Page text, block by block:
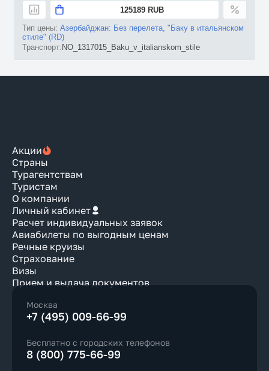
125189 RUB
Азербайджан: Без перелета, "Баку в итальянском
стиле" (RD)
NO_1317015_Baku_v_italianskom_stile
Акции
Страны
Турагентствам
Туристам
О компании
Личный кабинет
Расчет индивидуальных заявок
Авиабилеты по выгодным ценам
Речные круизы
Страхование
Визы
Прием и выдача документов
Москва
+7 (495) 009-66-99
Бесплатно с городских телефонов
8 (800) 775-66-99